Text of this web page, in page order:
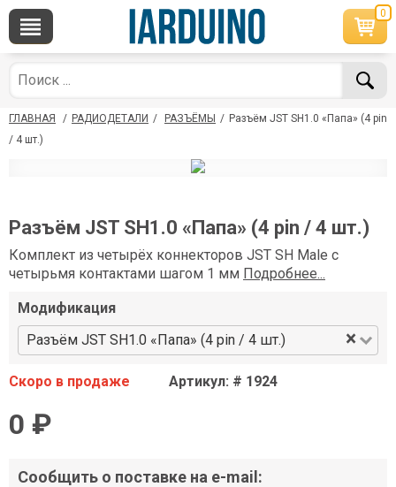
0
ГЛАВНАЯ / РАДИОДЕТАЛИ / РАЗЪЁМЫ / Разъём JST SH1.0 «Папа» (4 pin
/ 4 шт.)
Разъём JST SH1.0 «Папа» (4 pin / 4 шт.)
Комплект из четырёх коннекторов JST SH Male с
четырьмя контактами шагом 1 мм Подробнее...
Модификация
Разъём JST SH1.0 «Папа» (4 pin / 4 шт.)
×
Скоро в продаже Артикул: # 1924
0 ₽
Сообщить о поставке на e-mail:
×
По вопросам приобретения товара
*Доступно общение только текстовыми
сообщениями, звонки и аудио сообщения не
обслуживаются
По техническим вопросам
Консультант
shop@iarduino.ru